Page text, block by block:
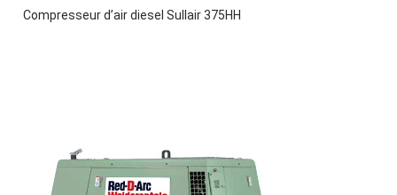
Compresseur d’air diesel Sullair 375HH